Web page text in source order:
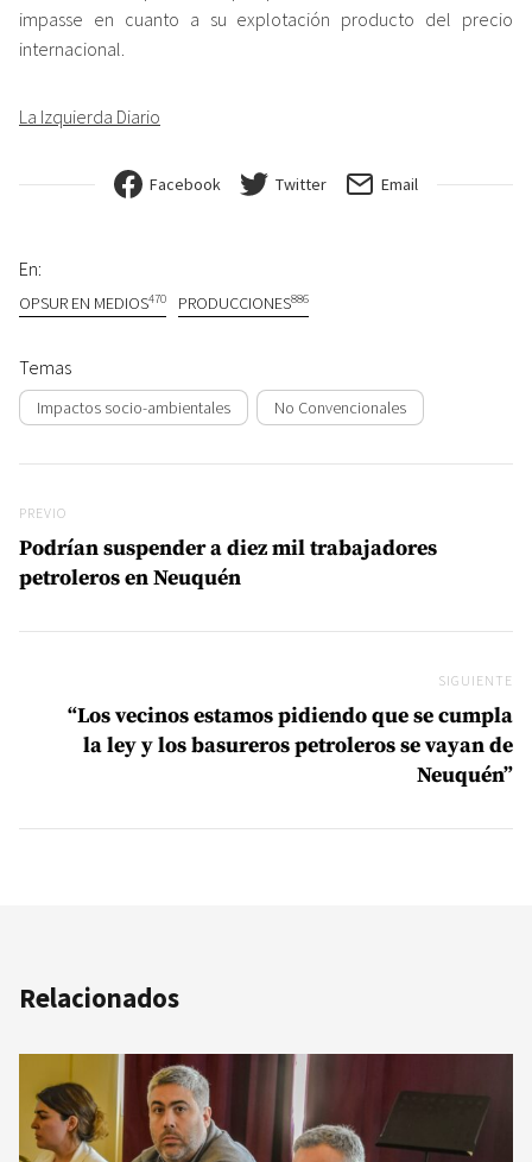
impasse en cuanto a su explotación producto del precio
internacional.
La Izquierda Diario
Facebook Twitter Email
En:
OPSUR EN MEDIOS470 PRODUCCIONES886
Temas
Impactos socio-ambientales No Convencionales
Previo
PREVIO
Podrían suspender a diez mil trabajadores
petroleros en Neuquén
SIGUIENTE
“Los vecinos estamos pidiendo que se cumpla
la ley y los basureros petroleros se vayan de
Neuquén”
Relacionados